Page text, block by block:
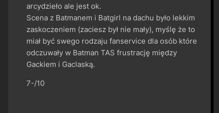
arcydzieło ale jest ok.
Scena z Batmanem i Batgirl na dachu było lekkim
zaskoczeniem (zaciesz był nie mały), myślę że to
miał być swego rodzaju fanservice dla osób które
odczuwały w Batman TAS frustrację między
Gackiem i Gaclaską.
7-/10